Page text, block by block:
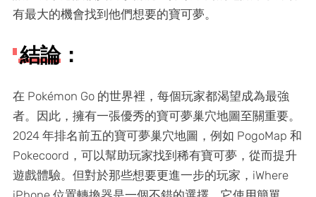
有最大的機會找到他們想要的寶可夢。
結論：
在 Pokémon Go 的世界裡，每個玩家都渴望成為最強
者。因此，擁有一張優秀的寶可夢巢穴地圖至關重要。
2024 年排名前五的寶可夢巢穴地圖，例如 PogoMap 和
Pokecoord，可以幫助玩家找到稀有寶可夢，從而提升
遊戲體驗。但對於那些想要更進一步的玩家，iWhere